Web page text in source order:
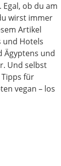
ob du am
wirst immer
Artikel
und Hotels
Ägyptens und
Und selbst
für
vegan – los